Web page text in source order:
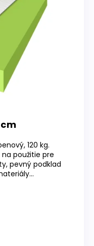
cm
120 kg.
na použitie pre
pevný podklad